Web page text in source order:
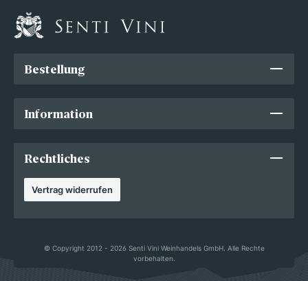
Bestellung
Information
Rechtliches
Vertrag widerrufen
© Copyright 2012 - 2026 Senti Vini Weinhandels GmbH. Alle Rechte
vorbehalten.